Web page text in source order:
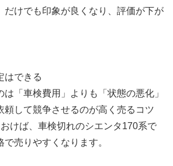
だけでも印象が良くなり、評価が下が
はできる
は「車検費用」よりも「状態の悪化」
頼して競争させるのが高く売るコツ
けば、車検切れのシエンタ170系で
売りやすくなります。